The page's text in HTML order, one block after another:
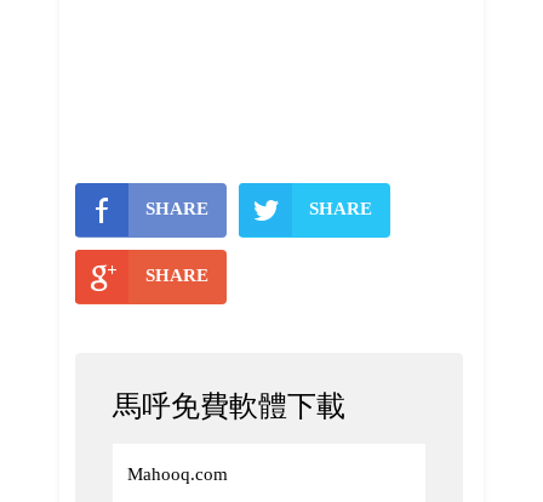
SHARE SHARE
SHARE
馬呼免費軟體下載
Mahooq.com